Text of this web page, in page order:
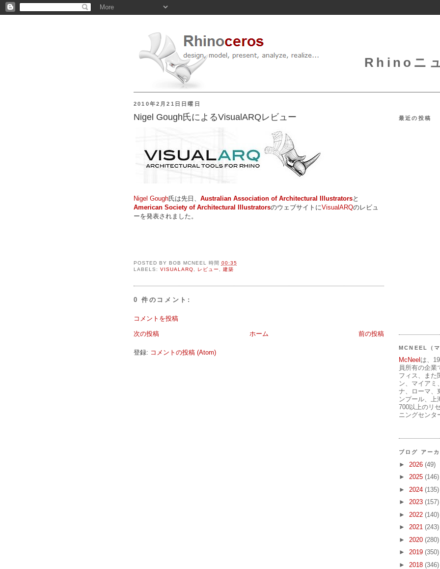
Rhinoニ
2010年2月21日日曜日
Nigel Gough氏によるVisualARQレビュー
Nigel Gough氏は先日、 Australian Association of Architectural Illustratorsと
American Society of Architectural IllustratorsのウェブサイトにVisualARQのレビュ
ーを発表されました。
POSTED BY BOB MCNEEL 時間 00:35
LABELS: VISUALARQ レビュー 建築
0 件のコメント:
コメントを投稿
次の投稿 前の投稿
ホーム
登録: コメントの投稿 (Atom)
最近の投稿
MCNEEL（
McNeelは、
員所有の企業
フィス、また
ン、マイアミ
ナ、ローマ、
ンプール、上
700以上のリ
ニングセンタ
ブログ アー
► 2026 (49)
► 2025 (146)
► 2024 (135)
► 2023 (157)
► 2022 (140)
► 2021 (243)
► 2020 (280)
► 2019 (350)
► 2018 (346)